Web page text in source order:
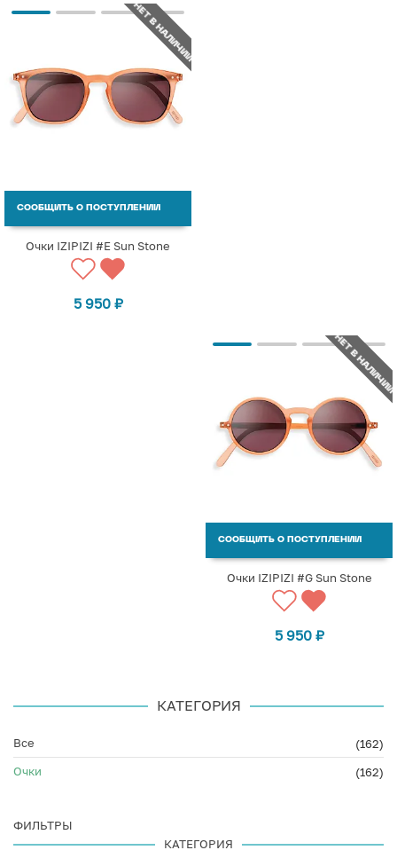
НЕТ В НАЛИЧИИ
СООБЩИТЬ О ПОСТУПЛЕНИИ
Очки IZIPIZI #E Sun Stone
5 950 ₽
НЕТ В НАЛИЧИИ
СООБЩИТЬ О ПОСТУПЛЕНИИ
Очки IZIPIZI #G Sun Stone
5 950 ₽
КАТЕГОРИЯ
Все
(162)
Очки
(162)
ФИЛЬТРЫ
КАТЕГОРИЯ